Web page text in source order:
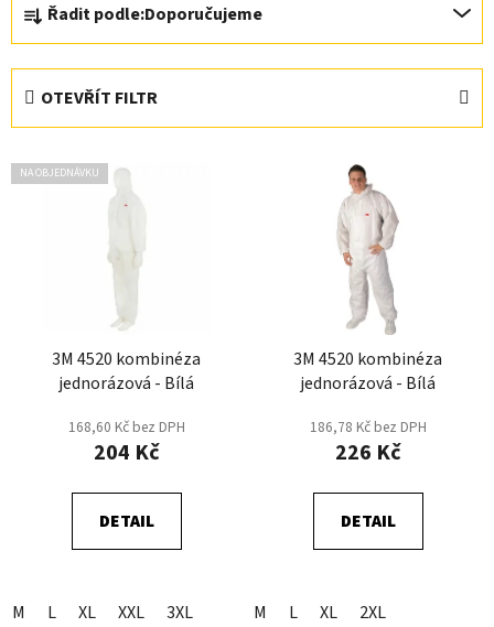
z
p
Řadit podle:Doporučujeme
OTEVŘÍT FILTR
V
ý
NA OBJEDNÁVKU
3M 4520 kombinéza
jednorázová - Bílá
168,60 Kč bez DPH
204 Kč
DETAIL
M L XL XXL 3XL
3M 4520 kombinéza
jednorázová - Bílá
186,78 Kč bez DPH
226 Kč
DETAIL
M L XL 2XL